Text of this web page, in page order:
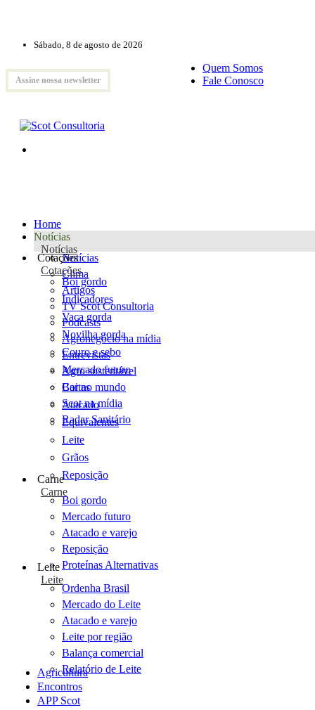
Sábado, 8 de agosto de 2026
Assine nossa newsletter
Quem Somos
Fale Conosco
Home
Notícias
Notícias
Notícias
Clima
Artigos
TV Scot Consultoria
Podcasts
Agronegócio na mídia
Entrevistas
Agro sustentável
Cartas
Scot na mídia
Radar Sanitário
Cotações
Cotações
Boi gordo
Indicadores
Vaca gorda
Novilha gorda
Couro e sebo
Mercado futuro
Boi no mundo
Atacado
Equivalentes
Leite
Grãos
Reposição
Carne
Carne
Boi gordo
Mercado futuro
Atacado e varejo
Reposição
Proteínas Alternativas
Leite
Leite
Ordenha Brasil
Mercado do Leite
Atacado e varejo
Leite por região
Balança comercial
Relatório de Leite
Agricultura
Encontros
APP Scot